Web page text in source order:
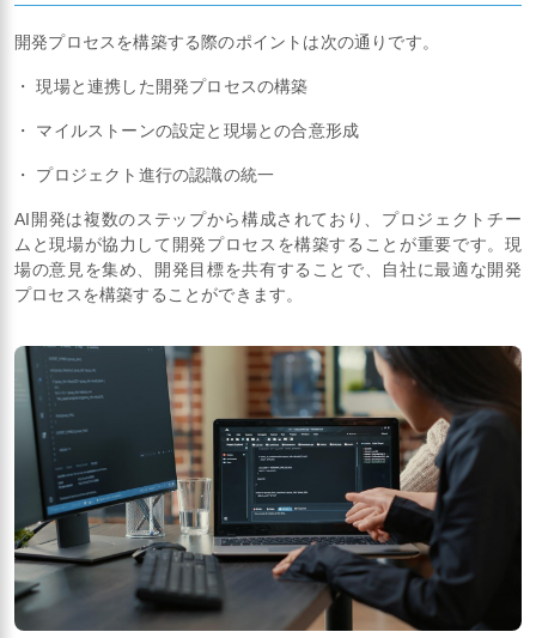
開発プロセスを構築する際のポイントは次の通りです。
・ 現場と連携した開発プロセスの構築
・ マイルストーンの設定と現場との合意形成
・ プロジェクト進行の認識の統一
AI開発は複数のステップから構成されており、プロジェクトチー
ムと現場が協力して開発プロセスを構築することが重要です。現
場の意見を集め、開発目標を共有することで、自社に最適な開発
プロセスを構築することができます。